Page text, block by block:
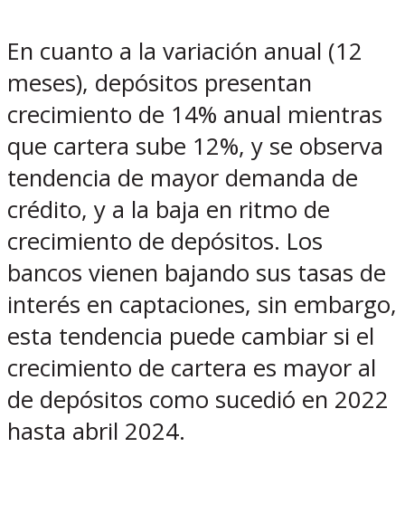
En cuanto a la variación anual (12
meses), depósitos presentan
crecimiento de 14% anual mientras
que cartera sube 12%, y se observa
tendencia de mayor demanda de
crédito, y a la baja en ritmo de
crecimiento de depósitos. Los
bancos vienen bajando sus tasas de
interés en captaciones, sin embargo,
esta tendencia puede cambiar si el
crecimiento de cartera es mayor al
de depósitos como sucedió en 2022
hasta abril 2024.